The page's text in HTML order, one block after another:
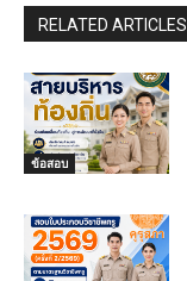
RELATED ARTICLES
ข้อสอบ